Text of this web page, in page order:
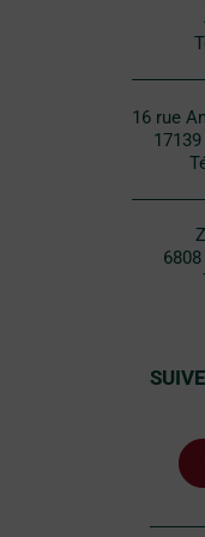
16 rue
17139